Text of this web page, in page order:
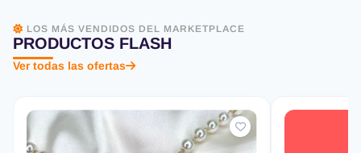
LOS MÁS VENDIDOS DEL MARKETPLACE
PRODUCTOS FLASH
Ver todas las ofertas